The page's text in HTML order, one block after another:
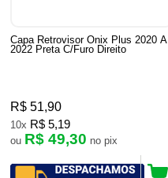
Capa Retrovisor Onix Plus 2020 A
2022 Preta C/Furo Direito
R$ 51,90
10x R$ 5,19
ou R$ 49,30 no pix